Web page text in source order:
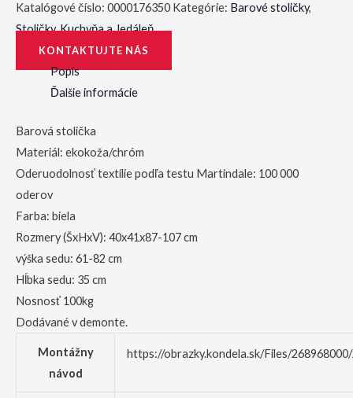
Katalógové číslo: 0000176350 Kategórie: Barové stoličky,
Stoličky,Kuchyňa a Jedáleň
KONTAKTUJTE NÁS
Popis
Ďalšie informácie
Barová stolička
Materiál: ekokoža/chróm
Oderuodolnosť textílie podľa testu Martindale: 100 000
oderov
Farba: biela
Rozmery (ŠxHxV): 40x41x87-107 cm
výška sedu: 61-82 cm
Hĺbka sedu: 35 cm
Nosnosť 100kg
Dodávané v demonte.
Montážny
návod
https://obrazky.kondela.sk/Files/